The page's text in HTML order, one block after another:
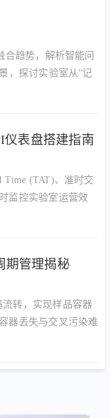
趋势，解析智能问
，探讨实验室从“记
仪表盘搭建指南
Time (TAT)、准时交
监控实验室运营效
期管理揭秘
转，实现样品容器
器丢失与交叉污染难